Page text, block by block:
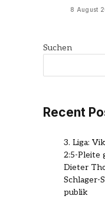
8 August
Suchen
Recent
3. Liga:
2:5-Pleite
Dieter
Schlager-
publik